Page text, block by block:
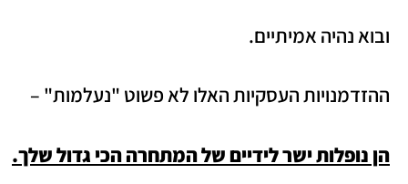
ובוא נהיה אמיתיים.
ההזדמנויות העסקיות האלו לא פשוט "נעלמות" –
הן נופלות ישר לידיים של המתחרה הכי גדול שלך.